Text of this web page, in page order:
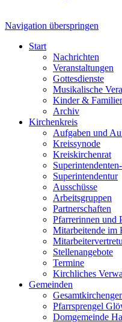
Navigation überspringen
Start
Nachrichten
Veranstaltungen
Gottesdienste
Musikalische
Kinder &
Archiv
Kirchenkreis
Aufgaben und
Kreissynode
Kreiskirchenrat
Superintendentur
Ausschüsse
Arbeitsgruppen
Partnerschaften
Pfarrerinnen und
Mitarbeitende im
Stellenangebote
Termine
Kirchliches
Gemeinden
Pfarrsprengel
Domgemeinde